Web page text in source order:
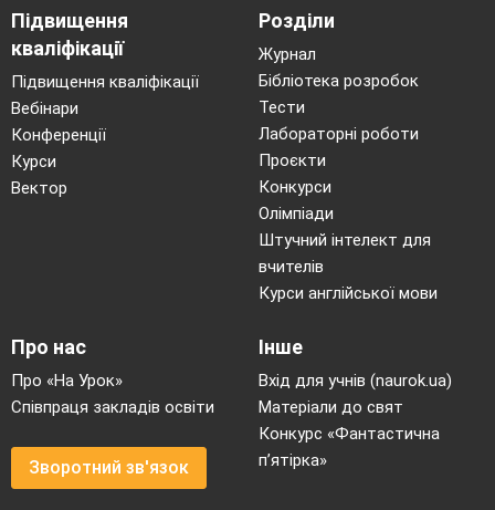
Підвищення
кваліфікації
Підвищення кваліфікації
Вебінари
Конференції
Курси
Вектор
Розділи
Журнал
Бібліотека розробок
Тести
Лабораторні роботи
Проєкти
Конкурси
Олімпіади
Штучний інтелект для
вчителів
Курси англійської мови
Про нас
Про «На Урок»
Співпраця закладів освіти
Зворотний зв'язок
Інше
Вхід для учнів (naurok.ua)
Матеріали до свят
Конкурс «Фантастична
п’ятірка»